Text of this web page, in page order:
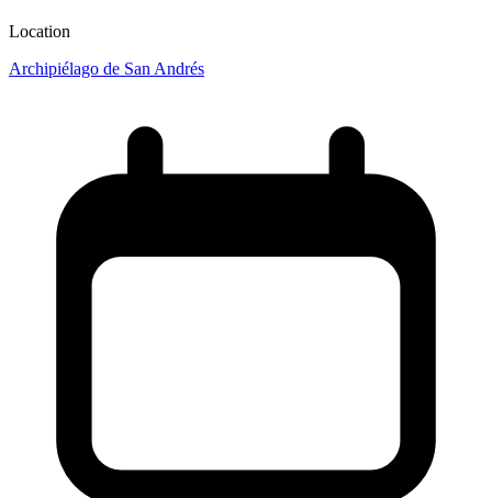
Location
Archipiélago de San Andrés